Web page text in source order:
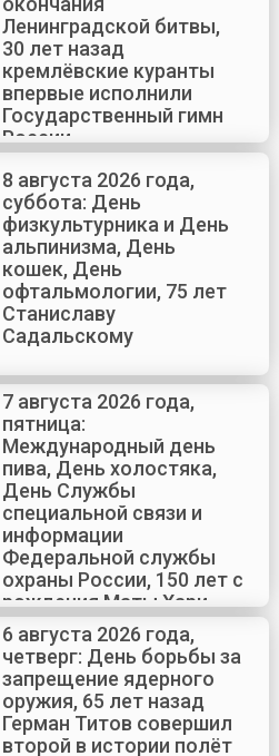
Ленинградской битвы,
30 лет назад
кремлёвские куранты
впервые исполнили
Государственный гимн
России
8 августа 2026 года,
суббота: День
физкультурника и День
альпинизма, День
кошек, День
офтальмологии, 75 лет
Станиславу
Садальскому
7 августа 2026 года,
пятница:
Международный день
пива, День холостяка,
День Службы
специальной связи и
информации
Федеральной службы
охраны России, 150 лет с
рождения Маты Хари
6 августа 2026 года,
четверг: День борьбы за
запрещение ядерного
оружия, 65 лет назад
Герман Титов совершил
второй в истории полёт